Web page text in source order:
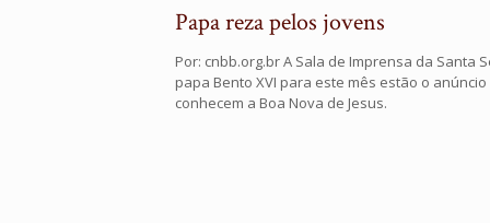
Papa reza pelos jovens
Por: cnbb.org.br A Sala de Imprensa da Santa
papa Bento XVI para este mês estão o
conhecem a Boa Nova de Jesus.